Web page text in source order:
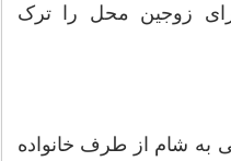
زوجین محل را ترک
به شام از طرف خانواده